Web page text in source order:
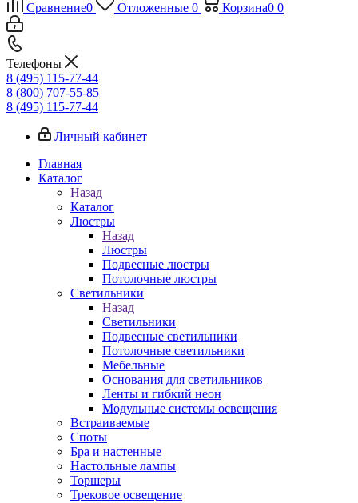
Сравнение0 Отложенные 0 Корзина0 0
Телефоны
8 (495) 115-77-44
8 (800) 707-55-85
8 (495) 115-77-44
Личный кабинет
Главная
Каталог
Назад
Каталог
Люстры
Назад
Люстры
Подвесные люстры
Потолочные люстры
Светильники
Назад
Светильники
Подвесные светильники
Потолочные светильники
Мебельные
Основания для светильников
Ленты и гибкий неон
Модульные системы освещения
Встраиваемые
Споты
Бра и настенные
Настольные лампы
Торшеры
Трековое освещение